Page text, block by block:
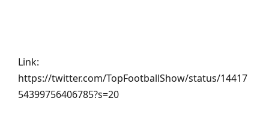
Link:
https://twitter.com/TopFootballShow/status/14417
54399756406785?s=20